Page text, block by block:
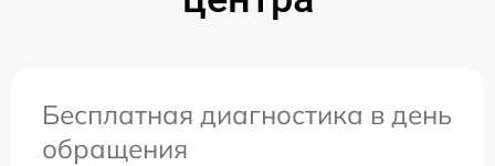
Бесплатная диагностика в день
обращения